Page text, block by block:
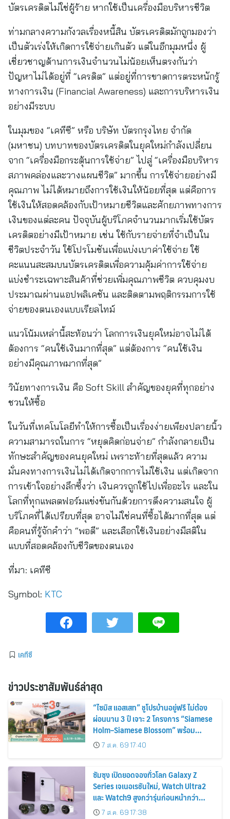
บัตรเครดิตไม่ใช่ผู้ร้าย หากใช้เป็นเครื่องมือบริหารชีวิต
ท่ามกลางความกังวลเรื่องหนี้สิน บัตรเครดิตมักถูกมองว่า
เป็นตัวเร่งให้เกิดการใช้จ่ายเกินตัว แต่ในอีกมุมหนึ่ง ผู้
เชี่ยวชาญด้านการเงินจำนวนไม่น้อยเห็นตรงกันว่า
ปัญหาไม่ได้อยู่ที่ “เครดิต” แต่อยู่ที่การขาดการตระหนักรู้
ทางการเงิน (Financial Awareness) และการบริหารเงิน
อย่างมีระบบ
ในมุมของ “เคทีซี” หรือ บริษัท บัตรกรุงไทย จำกัด
(มหาชน) บทบาทของบัตรเครดิตในยุคใหม่กำลังเปลี่ยน
จาก “เครื่องมือกระตุ้นการใช้จ่าย” ไปสู่ “เครื่องมือบริหาร
สภาพคล่องและวางแผนชีวิต” มากขึ้น การใช้จ่ายอย่างมี
คุณภาพ ไม่ได้หมายถึงการใช้เงินให้น้อยที่สุด แต่คือการ
ใช้เงินให้สอดคล้องกับเป้าหมายชีวิตและศักยภาพทางการ
เงินของแต่ละคน ปัจจุบันผู้บริโภคจำนวนมากเริ่มใช้บัตร
เครดิตอย่างมีเป้าหมาย เช่น ใช้กับรายจ่ายที่จำเป็นใน
ชีวิตประจำวัน ใช้โปรโมชันเพื่อแบ่งเบาค่าใช้จ่าย ใช้
คะแนนสะสมบนบัตรเครดิตเพื่อความคุ้มค่าการใช้จ่าย
แบ่งชำระเฉพาะสินค้าที่ช่วยเพิ่มคุณภาพชีวิต ควบคุมงบ
ประมาณผ่านแอปพลิเคชัน และติดตามพฤติกรรมการใช้
จ่ายของตนเองแบบเรียลไทม์
แนวโน้มเหล่านี้สะท้อนว่า โลกการเงินยุคใหม่อาจไม่ได้
ต้องการ “คนใช้เงินมากที่สุด” แต่ต้องการ “คนใช้เงิน
อย่างมีคุณภาพมากที่สุด”
วินัยทางการเงิน คือ Soft Skill สำคัญของยุคที่ทุกอย่าง
ชวนให้ซื้อ
ในวันที่เทคโนโลยีทำให้การซื้อเป็นเรื่องง่ายเพียงปลายนิ้ว
ความสามารถในการ “หยุดคิดก่อนจ่าย” กำลังกลายเป็น
ทักษะสำคัญของคนยุคใหม่ เพราะท้ายที่สุดแล้ว ความ
มั่นคงทางการเงินไม่ได้เกิดจากการไม่ใช้เงิน แต่เกิดจาก
การเข้าใจอย่างลึกซึ้งว่า เงินควรถูกใช้ไปเพื่ออะไร และใน
โลกที่ทุกแพลตฟอร์มแข่งขันกันด้วยการดึงความสนใจ ผู้
บริโภคที่ได้เปรียบที่สุด อาจไม่ใช่คนที่ซื้อได้มากที่สุด แต่
คือคนที่รู้จักคำว่า “พอดี” และเลือกใช้เงินอย่างมีสติใน
แบบที่สอดคล้องกับชีวิตของตนเอง
ที่มา: เคทีซี
Symbol: KTC
เคทีซี
ข่าวประชาสัมพันธ์ล่าสุด
“ไซมิส แอสเสท” ชูโปรบ้านอยู่ฟรี ไม่ต้อง
ผ่อนนาน 3 ปี เจาะ 2 โครงการ “Siamese
Holm–Siamese Blossom” พร้อม
ส่วนลดและสิทธิพิเศษถึง 31 สิงหาคม
2569
7 ส.ค. 69 17:40
ซัมซุง เปิดยอดจองทั่วโลก Galaxy Z
Series เจเนอเรชันใหม่, Watch Ultra2
และ Watch9 สูงกว่ารุ่นก่อนหน้ากว่า
30%7 ส.ค. 69 17:38